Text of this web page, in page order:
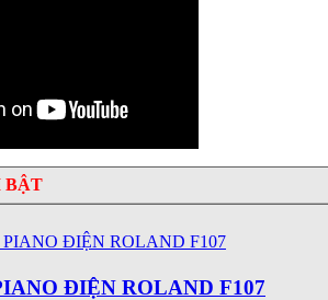
BẬT
ĐIỆN ROLAND F107